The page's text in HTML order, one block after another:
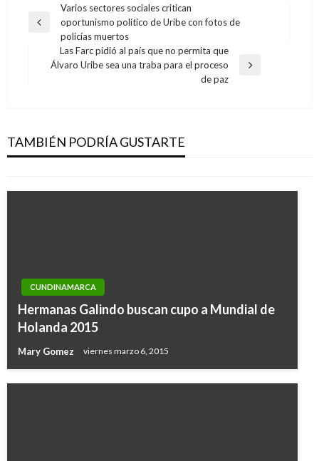
Navegación
de
entradas
Entrada
anterior
Varios sectores sociales critican
oportunismo político de Uribe con fotos de
policías muertos
Entrada
Las Farc pidió al país que no permita que
Álvaro Uribe sea una traba para el proceso
de paz
TAMBIÉN PODRÍA GUSTARTE
derechos de las mujeres
Iván Briceño lunes noviembre 26, 2018
CUNDINAMARCA
Hermanas Galindo buscan cupo a Mundial de
Holanda 2015
Mary Gomez viernes marzo 6, 2015